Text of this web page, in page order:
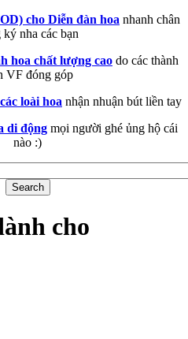
cho Diễn đàn hoa nhanh chân
ký nha các bạn
hoa chất lượng cao do các thành
VF đóng góp
loài hoa nhận nhuận bút liền tay
di động mọi người ghé ủng hộ cái
nào :)
cho